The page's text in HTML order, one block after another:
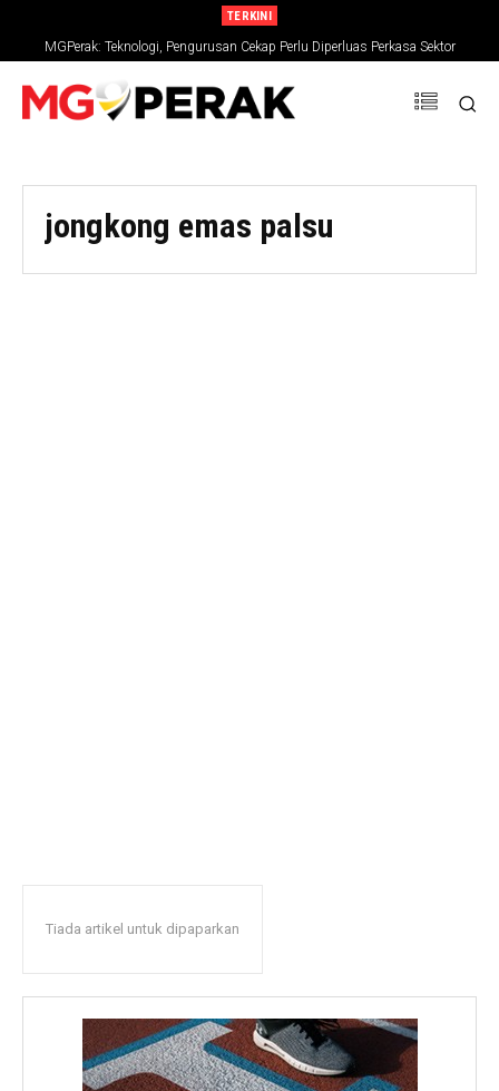
TERKINI
MGPerak: Teknologi, Pengurusan Cekap Perlu Diperluas Perkasa Sektor
Pertanian
jongkong emas palsu
Tiada artikel untuk dipaparkan